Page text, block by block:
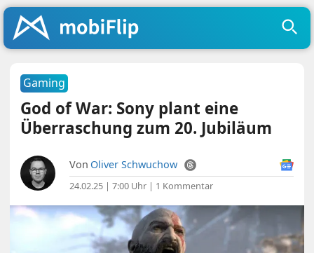
Gaming
God of War: Sony plant eine
Überraschung zum 20. Jubiläum
Von Oliver Schwuchow
24.02.25 | 7:00 Uhr | 1 Kommentar